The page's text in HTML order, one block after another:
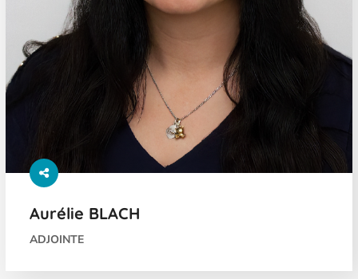
Aurélie BLACH
ADJOINTE